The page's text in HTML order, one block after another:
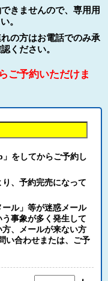
きませんので、専用用
。
の方はお電話でのみ承
ください。
ご予約いただけま
をしてからご予約し
、予約完売になって
ル」等が迷惑メール
事象が多く発生して
、メールが来ない方
い合わせまたは、ご予